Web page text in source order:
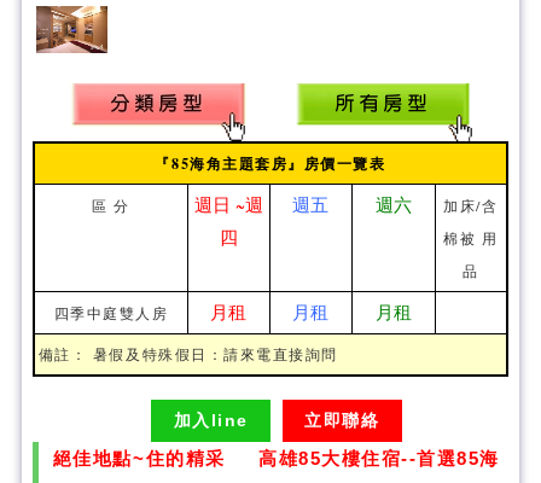
『85海角主題套房』房價一覽表
區 分
週日 ~週
四
週五 週六
加床/含
棉被 用
品
四季中庭雙人房 月租 月租 月租
備註： 暑假及特殊假日：請來電直接詢問
加入line 立即聯絡
絕佳地點~住的精采 高雄85大樓住宿--首選85海